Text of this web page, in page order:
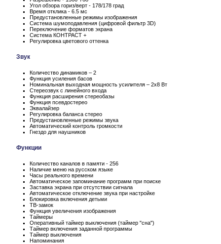
Угол обзора гориз/верт - 178/178 град
Время отклика - 6.5 мс
Предустановленные режимы изображения
Система шумоподавления (цифровой фильтр 3D)
Переключение форматов экрана
Система КОНТРАСТ +
Регулировка цветового оттенка
Звук
Количество динамиков – 2
Функция усиления басов
Номинальная выходная мощность усилителя – 2x8 Вт
Стереозвук с линейного входа
Функция расширения стереобазы
Функция псевдостерео
Эквалайзер
Регулировка баланса стерео
Предустановленные режимы звука
Автоматический контроль громкости
Гнездо для наушников
Функции
Количество каналов в памяти - 256
Наличие меню на русском языке
Часы реального времени
Автоматическое запоминание программ при поиске
Заставка экрана при отсутствии сигнала
Автоматическое отключение звука при настройке
Блокировка включения детьми
ТВ-замок
Функция увеличения изображения
Таймеры
Оперативный таймер выключения (таймер "сна")
Таймер включения заданной программы
Таймер выключения
Напоминания